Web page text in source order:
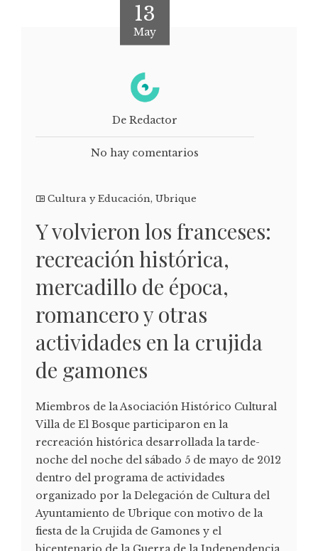
13
May
De Redactor
No hay comentarios
Cultura y Educación, Ubrique
Y volvieron los franceses:
recreación histórica,
mercadillo de época,
romancero y otras
actividades en la crujida
de gamones
Miembros de la Asociación Histórico Cultural
Villa de El Bosque participaron en la
recreación histórica desarrollada la tarde-
noche del noche del sábado 5 de mayo de 2012
dentro del programa de actividades
organizado por la Delegación de Cultura del
Ayuntamiento de Ubrique con motivo de la
fiesta de la Crujida de Gamones y el